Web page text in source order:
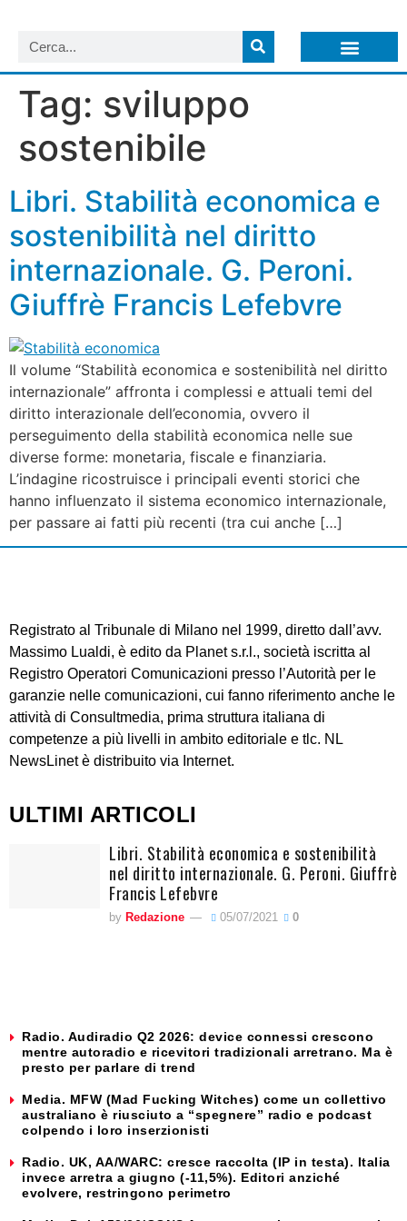
Tag: sviluppo
sostenibile
Libri. Stabilità economica e
sostenibilità nel diritto
internazionale. G. Peroni.
Giuffrè Francis Lefebvre
Il volume “Stabilità economica e sostenibilità nel diritto
internazionale” affronta i complessi e attuali temi del
diritto interazionale dell’economia, ovvero il
perseguimento della stabilità economica nelle sue
diverse forme: monetaria, fiscale e finanziaria.
L’indagine ricostruisce i principali eventi storici che
hanno influenzato il sistema economico internazionale,
per passare ai fatti più recenti (tra cui anche […]
Registrato al Tribunale di Milano nel 1999, diretto dall’avv.
Massimo Lualdi, è edito da Planet s.r.l., società iscritta al
Registro Operatori Comunicazioni presso l’Autorità per le
garanzie nelle comunicazioni, cui fanno riferimento anche le
attività di Consultmedia, prima struttura italiana di
competenze a più livelli in ambito editoriale e tlc. NL
NewsLinet è distribuito via Internet.
ULTIMI ARTICOLI
Libri. Stabilità economica e sostenibilità
nel diritto internazionale. G. Peroni. Giuffrè
Francis Lefebvre
by Redazione 05/07/2021 0
Radio. Audiradio Q2 2026: device connessi crescono
mentre autoradio e ricevitori tradizionali arretrano. Ma è
presto per parlare di trend
Media. MFW (Mad Fucking Witches) come un collettivo
australiano è riusciuto a “spegnere” radio e podcast
colpendo i loro inserzionisti
Radio. UK, AA/WARC: cresce raccolta (IP in testa). Italia
invece arretra a giugno (-11,5%). Editori anziché
evolvere, restringono perimetro